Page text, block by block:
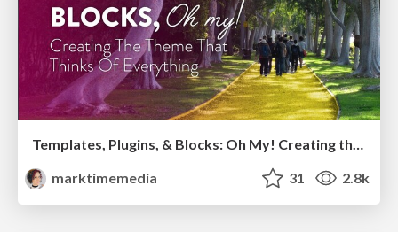
Templates, Plugins, & Blocks: Oh My! Creating the theme that thinks of everything
marktimemedia
31 2.8k